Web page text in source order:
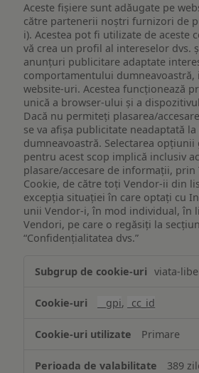
Aceste fișiere sunt adăugate pe
către partenerii noștri furnizori de
i). Acestea pot fi utilizate de aceste
vă crea un profil al intereselor dvs.
anunțuri publicitare adaptate
comportamentului dumneavoastră,
website-uri. Acestea funcționează
unică a browser-ului și a
Dacă nu permiteți plasarea/
se va afișa publicitate neadaptată
dumneavoastră. Selectarea opțiunii
pentru acest scop implică inclusiv
plasare/accesare de informații,
Cookie, de către toți Vendor-ii din
excepția situației în care optați cu
unii Vendor-i, în mod individual, în
Vendori, pe care o regăsiți la
“Confidențialitatea dvs.”
țintită
viata-
__gpi, _cc_id
Primare
389